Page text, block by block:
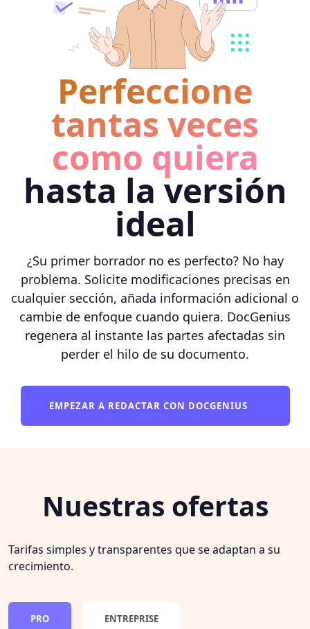
Perfeccione
tantas veces
como quiera
hasta la versión
ideal
¿Su primer borrador no es perfecto? No hay
problema. Solicite modificaciones precisas en
cualquier sección, añada información adicional o
cambie de enfoque cuando quiera. DocGenius
regenera al instante las partes afectadas sin
perder el hilo de su documento.
EMPEZAR A REDACTAR CON DOCGENIUS
Nuestras ofertas
Tarifas simples y transparentes que se adaptan a su
crecimiento.
PRO ENTREPRISE